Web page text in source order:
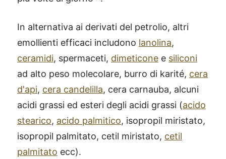
In alternativa ai derivati del petrolio, altri
emollienti efficaci includono lanolina,
ceramidi, spermaceti, dimeticone e siliconi
ad alto peso molecolare, burro di karité, cera
d'api, cera candelilla, cera carnauba, alcuni
acidi grassi ed esteri degli acidi grassi (acido
stearico, acido palmitico, isopropil miristato,
isopropil palmitato, cetil miristato, cetil
palmitato ecc).